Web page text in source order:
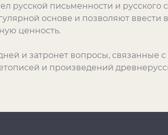
русской письменности и русского
основе и позволяют ввести
ценность.
и затронет вопросы, связанные
и произведений